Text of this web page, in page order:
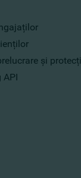
și
API